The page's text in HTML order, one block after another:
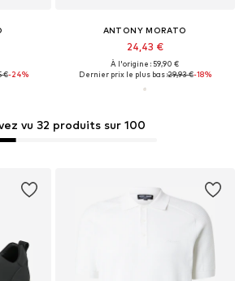
vu 32 produits sur 100
€-24%
ANTONY MORATO
24,43 €
À l'origine : 59,90 €
Dernier prix le plus bas :29,93 €-18%